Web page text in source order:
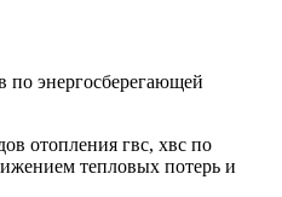
энергосберегающей
отопления гвс, хвс по
тепловых потерь и